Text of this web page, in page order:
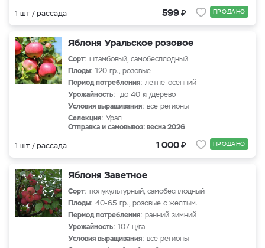
1 шт / рассада 599₽ ПРОДАНО
Яблоня Уральское розовое
Сорт: штамбовый, самобесплодный
Плоды: 120 гр., розовые
Период потребления: летне-осенний
Урожайность: до 40 кг/дерево
Условия выращивания: все регионы
Селекция: Урал
Отправка и самовывоз: весна 2026
1 шт / рассада 1 000₽ ПРОДАНО
Яблоня Заветное
Сорт: полукультурный, самобесплодный
Плоды: 40-65 гр., розовые с желтым.
Период потребления: ранний зимний
Урожайность: 107 ц/га
Условия выращивания: все регионы